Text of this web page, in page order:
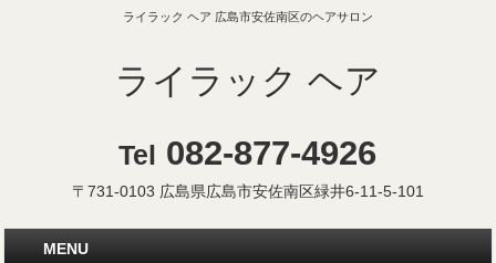
ライラック ヘア 広島市安佐南区のヘアサロン
ライラック ヘア
Tel 082-877-4926
〒731-0103 広島県広島市安佐南区緑井6-11-5-101
MENU